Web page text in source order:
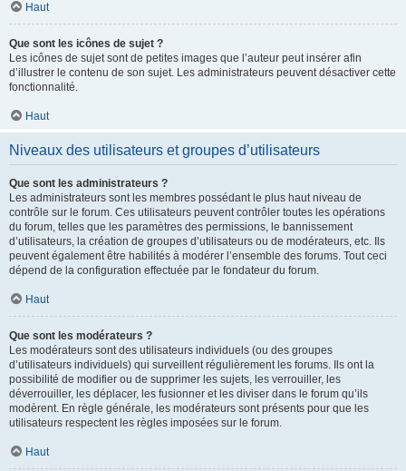
Haut
Que sont les icônes de sujet ?
Les icônes de sujet sont de petites images que l’auteur peut insérer afin
d’illustrer le contenu de son sujet. Les administrateurs peuvent désactiver cette
fonctionnalité.
Haut
Niveaux des utilisateurs et groupes d’utilisateurs
Que sont les administrateurs ?
Les administrateurs sont les membres possédant le plus haut niveau de
contrôle sur le forum. Ces utilisateurs peuvent contrôler toutes les opérations
du forum, telles que les paramètres des permissions, le bannissement
d’utilisateurs, la création de groupes d’utilisateurs ou de modérateurs, etc. Ils
peuvent également être habilités à modérer l’ensemble des forums. Tout ceci
dépend de la configuration effectuée par le fondateur du forum.
Haut
Que sont les modérateurs ?
Les modérateurs sont des utilisateurs individuels (ou des groupes
d’utilisateurs individuels) qui surveillent régulièrement les forums. Ils ont la
possibilité de modifier ou de supprimer les sujets, les verrouiller, les
déverrouiller, les déplacer, les fusionner et les diviser dans le forum qu’ils
modèrent. En règle générale, les modérateurs sont présents pour que les
utilisateurs respectent les règles imposées sur le forum.
Haut